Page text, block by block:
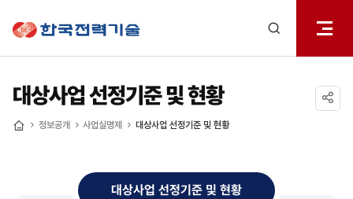
열기
대상사업 선정기준 및 현황
정보공개 사업실명제 대상사업 선정기준 및 현황
대상사업 선정기준 및 현황